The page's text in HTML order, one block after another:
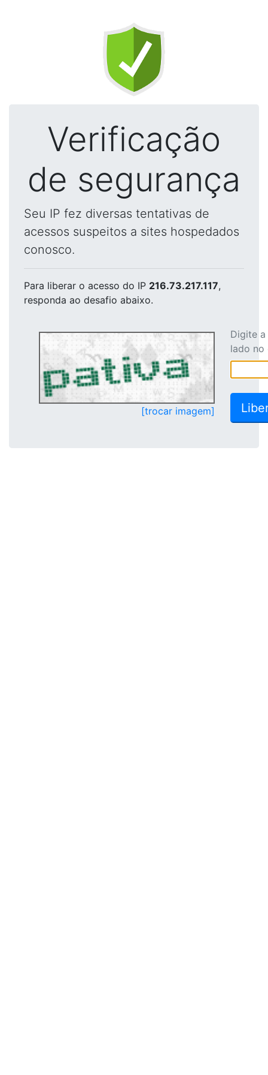
Verificação
de segurança
Seu IP fez diversas tentativas de
acessos suspeitos a sites hospedados
conosco.
Para liberar o acesso do IP 216.73.217.117,
responda ao desafio abaixo.
[trocar imagem]
Digite
lado no